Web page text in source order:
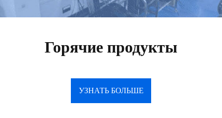
Горячие продукты
УЗНАТЬ БОЛЬШЕ